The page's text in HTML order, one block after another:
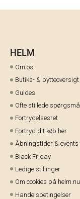
HELM
Om os
Butiks- & bytteoversigt
Guides
Ofte stillede spørgsmål
Fortrydelsesret
Fortryd dit køb her
Åbningstider & events
Black Friday
Ledige stillinger
Om cookies på helm.nu
Handelsbetingelser